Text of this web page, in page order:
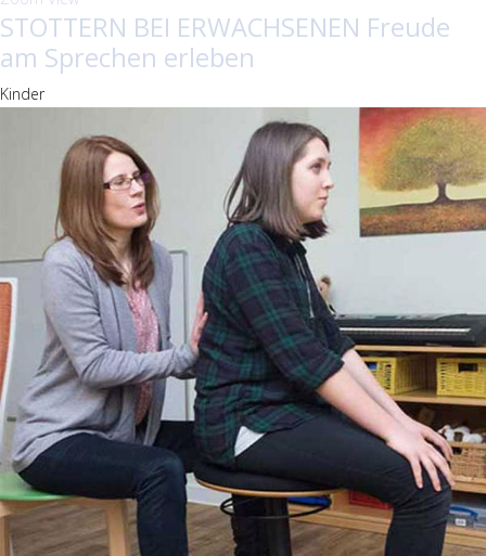
STOTTERN BEI ERWACHSENEN Freude
am Sprechen erleben
Kinder